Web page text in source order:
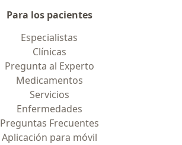
Para los pacientes
Especialistas
Clínicas
Pregunta al Experto
Medicamentos
Servicios
Enfermedades
Preguntas Frecuentes
Aplicación para móvil